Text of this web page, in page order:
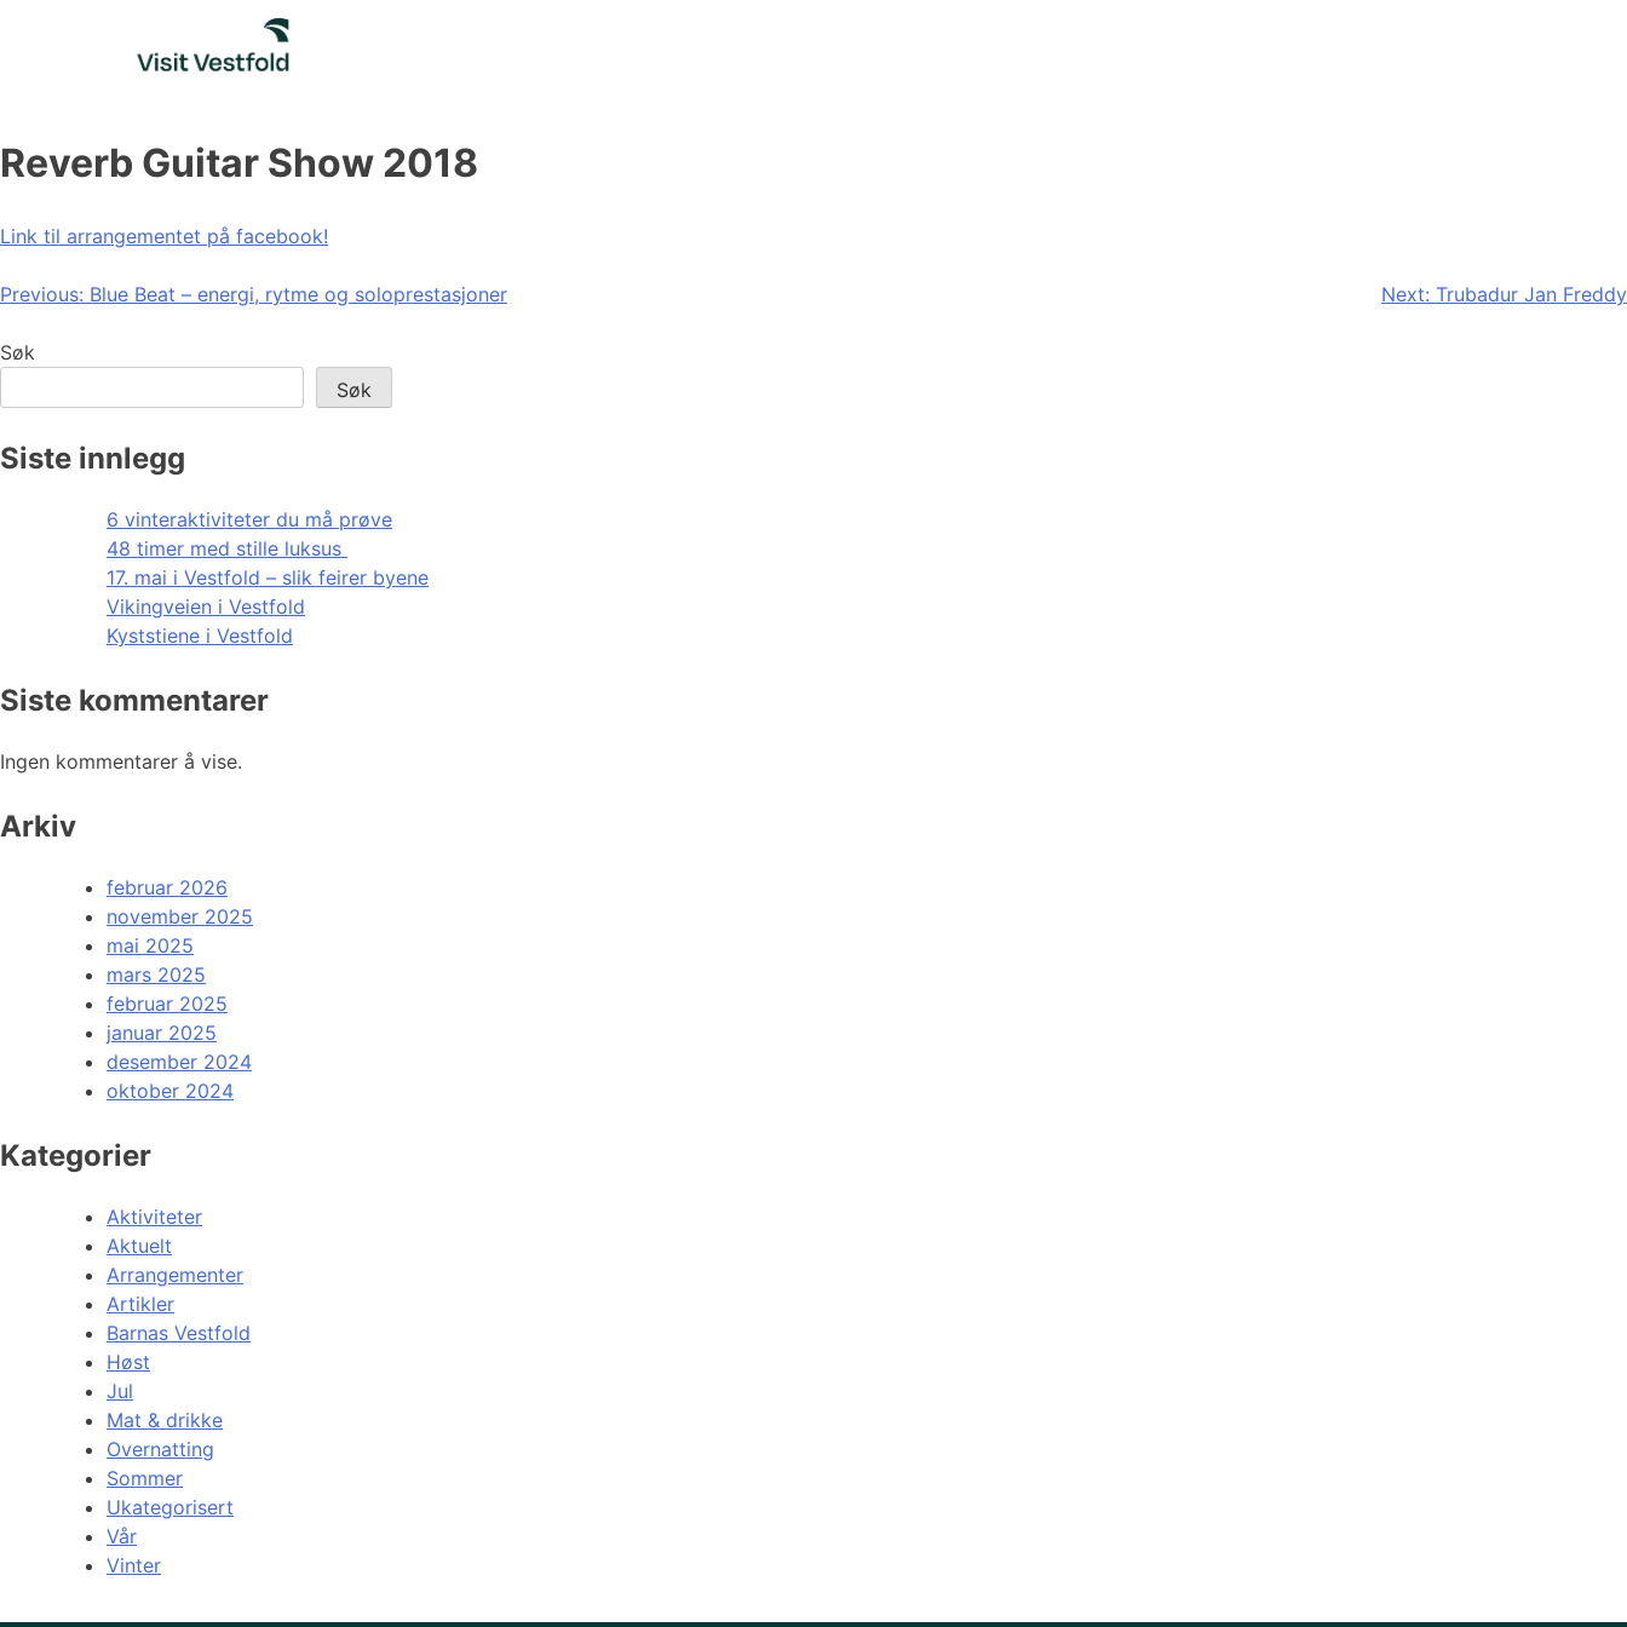
Reverb Guitar Show 2018
Link til arrangementet på facebook!
Innleggsnavigasjon
Previous: Blue Beat – energi, rytme og soloprestasjoner Next: Trubadur Jan Freddy
Søk
Søk
Siste innlegg
6 vinteraktiviteter du må prøve
48 timer med stille luksus
17. mai i Vestfold – slik feirer byene
Vikingveien i Vestfold
Kyststiene i Vestfold
Siste kommentarer
Ingen kommentarer å vise.
Arkiv
februar 2026
november 2025
mai 2025
mars 2025
februar 2025
januar 2025
desember 2024
oktober 2024
Kategorier
Aktiviteter
Aktuelt
Arrangementer
Artikler
Barnas Vestfold
Høst
Jul
Mat & drikke
Overnatting
Sommer
Ukategorisert
Vår
Vinter